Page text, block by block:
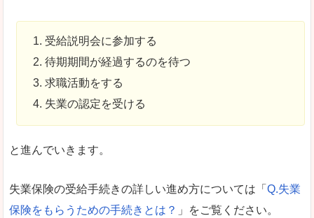
受給説明会に参加する
待期期間が経過するのを待つ
求職活動をする
失業の認定を受ける
と進んでいきます。
失業保険の受給手続きの詳しい進め方については「 Q.失業
保険をもらうための手続きとは？ 」をご覧ください。